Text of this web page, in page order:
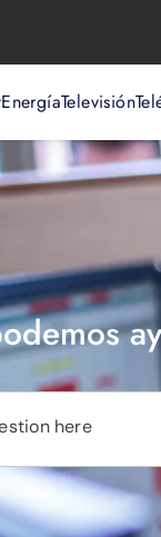
EnergíaTelevisión
here